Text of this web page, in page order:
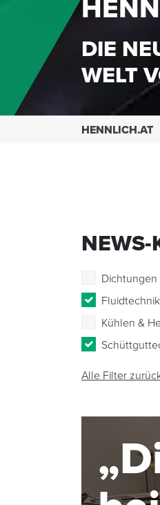
DIE
WELT
HENNLICH.AT
NEWS-
Dichtungen
Fluidtechnik
Kühlen &
Alle Filter